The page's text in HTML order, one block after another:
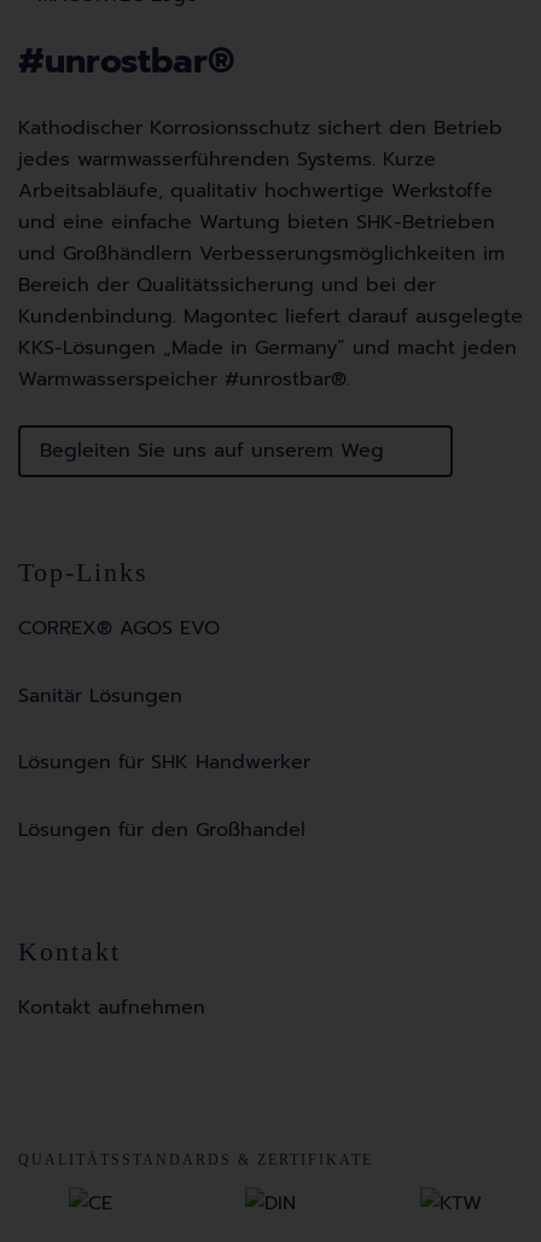
#unrostbar®
Kathodischer Korrosionsschutz sichert den Betrieb
jedes warmwasserführenden Systems. Kurze
Arbeitsabläufe, qualitativ hochwertige Werkstoffe
und eine einfache Wartung bieten SHK-Betrieben
und Großhändlern Verbesserungsmöglichkeiten im
Bereich der Qualitätssicherung und bei der
Kundenbindung. Magontec liefert darauf ausgelegte
KKS-Lösungen „Made in Germany“ und macht jeden
Warmwasserspeicher #unrostbar®.
Begleiten Sie uns auf unserem Weg
Top-Links
CORREX® AGOS EVO
Sanitär Lösungen
Lösungen für SHK Handwerker
Lösungen für den Großhandel
Kontakt
Kontakt aufnehmen
QUALITÄTSSTANDARDS & ZERTIFIKATE